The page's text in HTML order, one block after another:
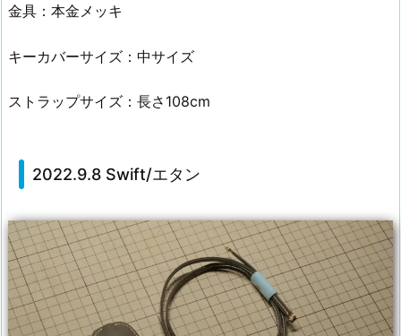
金具：本金メッキ
キーカバーサイズ：中サイズ
ストラップサイズ：長さ108cm
2022.9.8 Swift/エタン